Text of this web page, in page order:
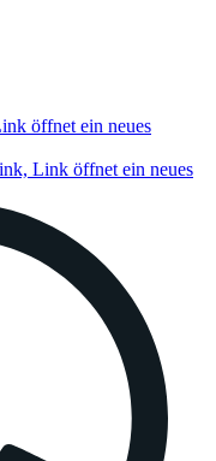
öffnet ein neues
Link öffnet ein neues